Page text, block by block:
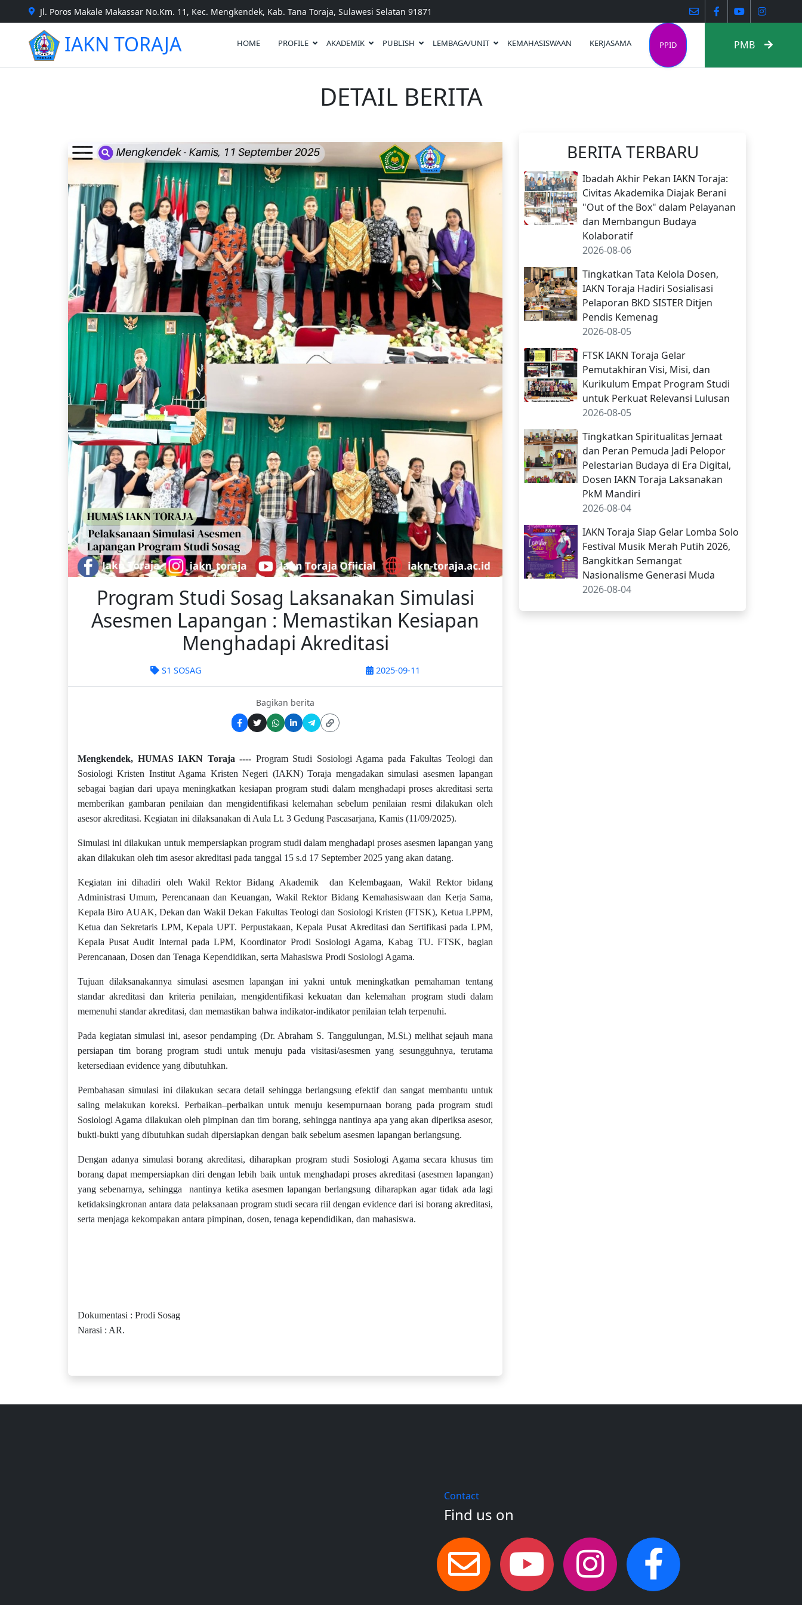
Jl. Poros Makale Makassar No.Km. 11, Kec. Mengkendek, Kab. Tana Toraja, Sulawesi Selatan 91871
IAKN TORAJA HOME PROFILE AKADEMIK PUBLISH LEMBAGA/UNIT KEMAHASISWAAN KERJASAMA PPID PMB
DETAIL BERITA
Program Studi Sosag Laksanakan Simulasi
Asesmen Lapangan : Memastikan Kesiapan
Menghadapi Akreditasi
S1 SOSAG 2025-09-11
Bagikan berita
Mengkendek, HUMAS IAKN Toraja ---- Program Studi Sosiologi Agama pada Fakultas Teologi dan
Sosiologi Kristen Institut Agama Kristen Negeri (IAKN) Toraja mengadakan simulasi asesmen lapangan
sebagai bagian dari upaya meningkatkan kesiapan program studi dalam menghadapi proses akreditasi serta
memberikan gambaran penilaian dan mengidentifikasi kelemahan sebelum penilaian resmi dilakukan oleh
asesor akreditasi. Kegiatan ini dilaksanakan di Aula Lt. 3 Gedung Pascasarjana, Kamis (11/09/2025).
Simulasi ini dilakukan untuk mempersiapkan program studi dalam menghadapi proses asesmen lapangan yang
akan dilakukan oleh tim asesor akreditasi pada tanggal 15 s.d 17 September 2025 yang akan datang.
Kegiatan ini dihadiri oleh Wakil Rektor Bidang Akademik dan Kelembagaan, Wakil Rektor bidang
Administrasi Umum, Perencanaan dan Keuangan, Wakil Rektor Bidang Kemahasiswaan dan Kerja Sama,
Kepala Biro AUAK, Dekan dan Wakil Dekan Fakultas Teologi dan Sosiologi Kristen (FTSK), Ketua LPPM,
Ketua dan Sekretaris LPM, Kepala UPT. Perpustakaan, Kepala Pusat Akreditasi dan Sertifikasi pada LPM,
Kepala Pusat Audit Internal pada LPM, Koordinator Prodi Sosiologi Agama, Kabag TU. FTSK, bagian
Perencanaan, Dosen dan Tenaga Kependidikan, serta Mahasiswa Prodi Sosiologi Agama.
Tujuan dilaksanakannya simulasi asesmen lapangan ini yakni untuk meningkatkan pemahaman tentang
standar akreditasi dan kriteria penilaian, mengidentifikasi kekuatan dan kelemahan program studi dalam
memenuhi standar akreditasi, dan memastikan bahwa indikator-indikator penilaian telah terpenuhi.
Pada kegiatan simulasi ini, asesor pendamping (Dr. Abraham S. Tanggulungan, M.Si.) melihat sejauh mana
persiapan tim borang program studi untuk menuju pada visitasi/asesmen yang sesungguhnya, terutama
ketersediaan evidence yang dibutuhkan.
Pembahasan simulasi ini dilakukan secara detail sehingga berlangsung efektif dan sangat membantu untuk
saling melakukan koreksi. Perbaikan–perbaikan untuk menuju kesempurnaan borang pada program studi
Sosiologi Agama dilakukan oleh pimpinan dan tim borang, sehingga nantinya apa yang akan diperiksa asesor,
bukti-bukti yang dibutuhkan sudah dipersiapkan dengan baik sebelum asesmen lapangan berlangsung.
Dengan adanya simulasi borang akreditasi, diharapkan program studi Sosiologi Agama secara khusus tim
borang dapat mempersiapkan diri dengan lebih baik untuk menghadapi proses akreditasi (asesmen lapangan)
yang sebenarnya, sehingga nantinya ketika asesmen lapangan berlangsung diharapkan agar tidak ada lagi
ketidaksingkronan antara data pelaksanaan program studi secara riil dengan evidence dari isi borang akreditasi,
serta menjaga kekompakan antara pimpinan, dosen, tenaga kependidikan, dan mahasiswa.
Dokumentasi : Prodi Sosag
Narasi : AR.
BERITA TERBARU
Ibadah Akhir Pekan IAKN Toraja:
Civitas Akademika Diajak Berani
"Out of the Box" dalam Pelayanan
dan Membangun Budaya
Kolaboratif
2026-08-06
Tingkatkan Tata Kelola Dosen,
IAKN Toraja Hadiri Sosialisasi
Pelaporan BKD SISTER Ditjen
Pendis Kemenag
2026-08-05
FTSK IAKN Toraja Gelar
Pemutakhiran Visi, Misi, dan
Kurikulum Empat Program Studi
untuk Perkuat Relevansi Lulusan
2026-08-05
Tingkatkan Spiritualitas Jemaat
dan Peran Pemuda Jadi Pelopor
Pelestarian Budaya di Era Digital,
Dosen IAKN Toraja Laksanakan
PkM Mandiri
2026-08-04
IAKN Toraja Siap Gelar Lomba Solo
Festival Musik Merah Putih 2026,
Bangkitkan Semangat
Nasionalisme Generasi Muda
2026-08-04
Contact
Find us on